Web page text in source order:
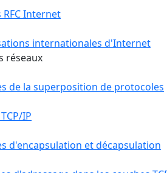
Internet
internationales d'Internet
réseaux
de la superposition de protocoles
IP
d'encapsulation et décapsulation